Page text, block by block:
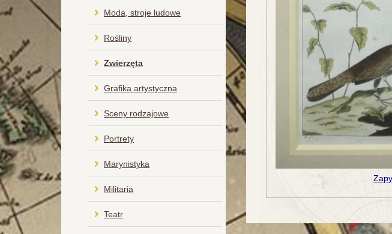
Moda, stroje ludowe
Rośliny
Zwierzęta
Grafika artystyczna
Sceny rodzajowe
Portrety
Marynistyka
Militaria
Teatr